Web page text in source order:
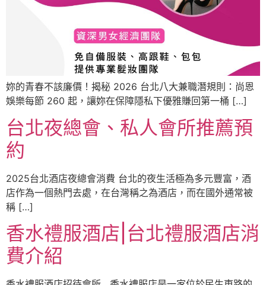
妳的青春不該廉價！揭秘 2026 台北八大兼職潛規則：尚恩
娛樂每節 260 起，讓妳在保障隱私下優雅賺回第一桶 […]
台北夜總會、私人會所推薦預
約
2025台北酒店夜總會消費 台北的夜生活極為多元豐富，酒
店作為一個熱門去處，在台灣稱之為酒店，而在國外通常被
稱 […]
香水禮服酒店|台北禮服酒店消
費介紹